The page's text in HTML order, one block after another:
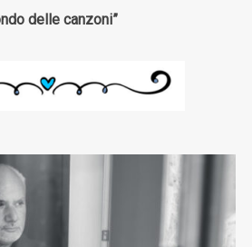
delle canzoni”